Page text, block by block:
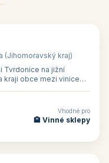
(Jihomoravský kraj)
Tvrdonice na jižní
obce mezi vinicemi,
Vhodné pro
🏨 Vinné sklepy